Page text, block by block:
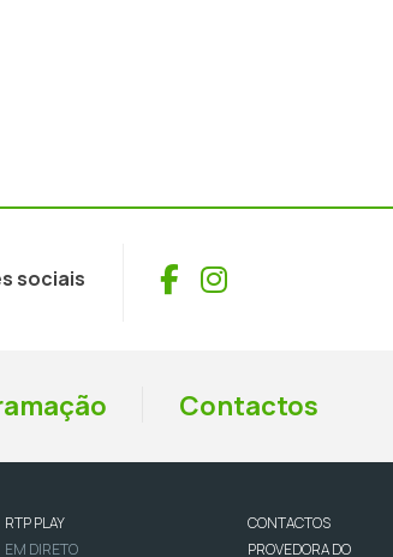
sociais Facebook
Instagram
Contactos
RTP PLAY
EM DIRETO
CONTACTOS
PROVEDORA DO